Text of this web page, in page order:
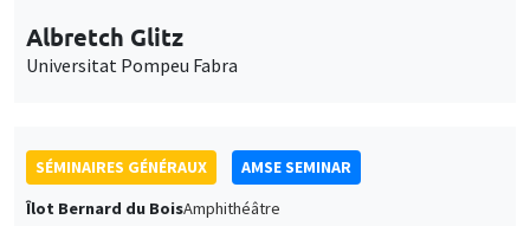
Albretch Glitz
Universitat Pompeu Fabra
SÉMINAIRES GÉNÉRAUX
AMSE SEMINAR
Îlot Bernard du BoisAmphithéâtre